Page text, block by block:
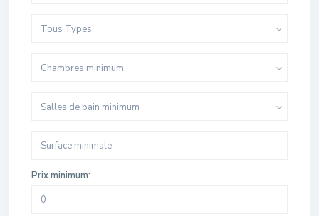
Tous Types
Chambres minimum
Salles de bain minimum
Prix minimum: